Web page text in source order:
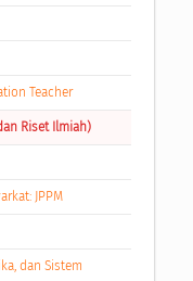
Teacher
Riset Ilmiah)
JPPM
dan Sistem